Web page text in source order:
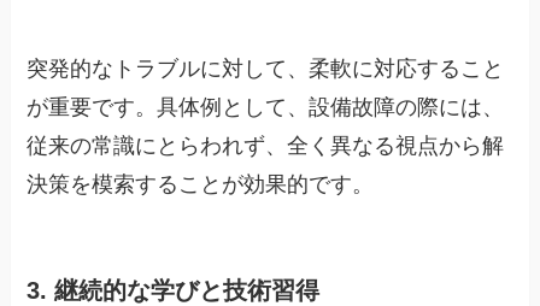
突発的なトラブルに対して、柔軟に対応すること
が重要です。具体例として、設備故障の際には、
従来の常識にとらわれず、全く異なる視点から解
決策を模索することが効果的です。
3. 継続的な学びと技術習得